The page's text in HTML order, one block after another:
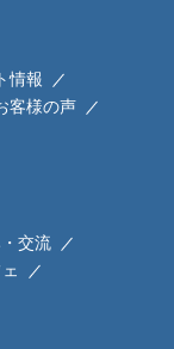
情報
客様の声
交流